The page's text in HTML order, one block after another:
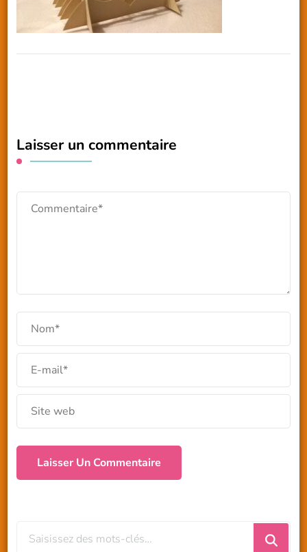
Laisser un commentaire